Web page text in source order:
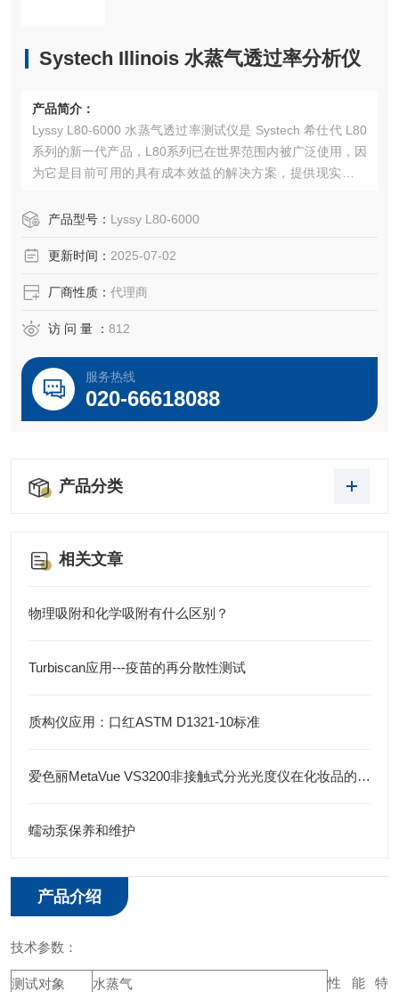
Systech Illinois 水蒸气透过率分析仪
产品简介：
Lyssy L80-6000 水蒸气透过率测试仪是 Systech 希仕代 L80
系列的新一代产品，L80系列已在世界范围内被广泛使用，因
为它是目前可用的具有成本效益的解决方案，提供现实条件
本低。产品型号： Lyssy L80-6000
更新时间： 2025-07-02
厂商性质： 代理商
访 问 量 ： 812
服务热线
020-66618088
产品分类
相关文章
物理吸附和化学吸附有什么区别？
Turbiscan应用---疫苗的再分散性测试
质构仪应用：口红ASTM D1321-10标准
爱色丽MetaVue VS3200非接触式分光光度仪在化妆品的应用
蠕动泵保养和维护
产品介绍
技术参数：
测试对象 水蒸气
性能特